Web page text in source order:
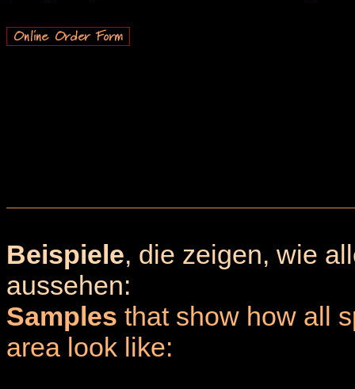
Beispiele, die zeigen, wie
aussehen:
Samples that show how all
area look like: